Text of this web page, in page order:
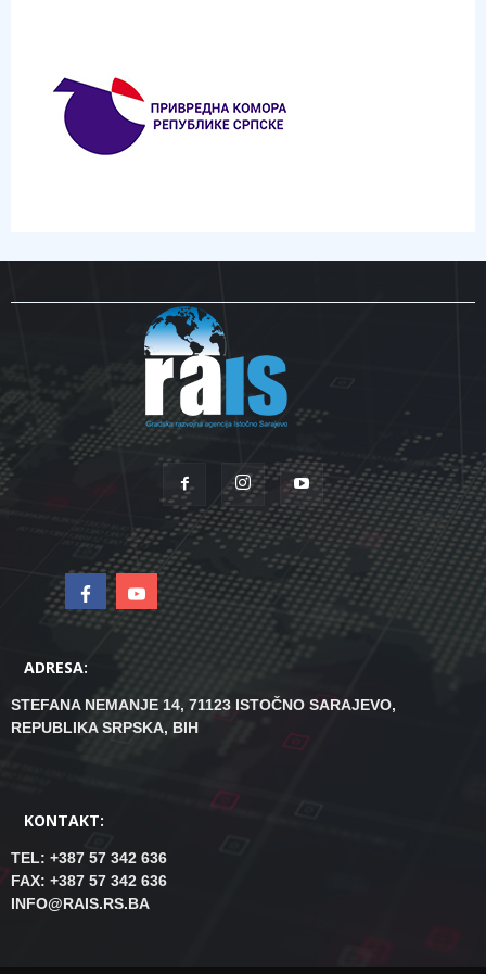
ADRESA:
STEFANA NEMANJE 14, 71123 ISTOČNO SARAJEVO,
REPUBLIKA SRPSKA, BIH
KONTAKT:
TEL: +387 57 342 636
FAX: +387 57 342 636
INFO@RAIS.RS.BA